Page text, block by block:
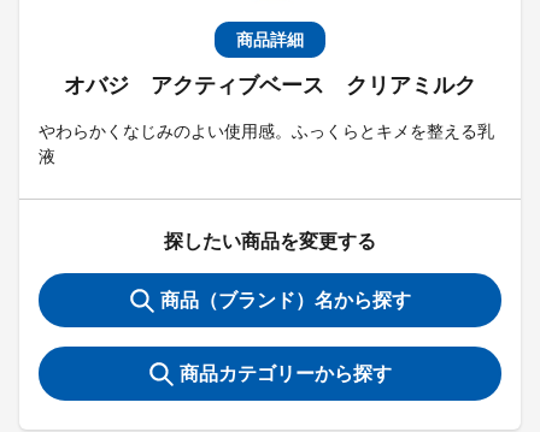
商品詳細
オバジ アクティブベース クリアミルク
やわらかくなじみのよい使用感。ふっくらとキメを整える乳
液
探したい商品を変更する
商品（ブランド）名から探す
商品カテゴリーから探す